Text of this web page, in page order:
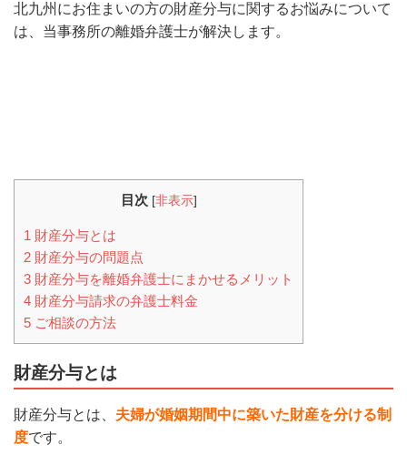
北九州にお住まいの方の財産分与に関するお悩みについて
は、当事務所の離婚弁護士が解決します。
目次 [非表示]
1 財産分与とは
2 財産分与の問題点
3 財産分与を離婚弁護士にまかせるメリット
4 財産分与請求の弁護士料金
5 ご相談の方法
財産分与とは
財産分与とは、 夫婦が婚姻期間中に築いた財産を分ける制
度です。